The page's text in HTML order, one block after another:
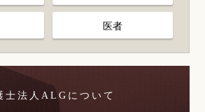
医者
士法人ALGについて